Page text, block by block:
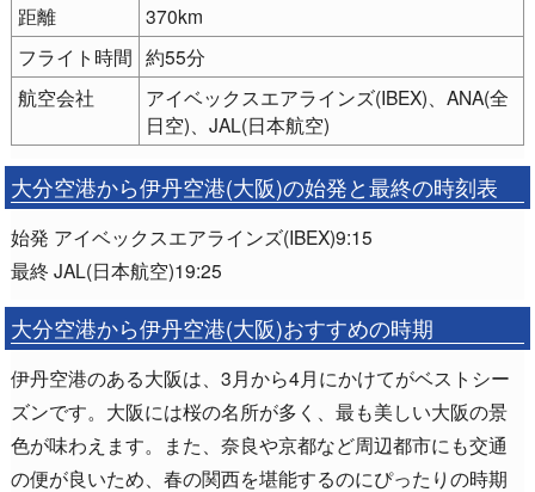
距離
370km
フライト時間 約55分
航空会社
アイベックスエアラインズ(IBEX)、ANA(全
日空)、JAL(日本航空)
大分空港から伊丹空港(大阪)の始発と最終の時刻表
始発 アイベックスエアラインズ(IBEX)9:15
最終 JAL(日本航空)19:25
大分空港から伊丹空港(大阪)おすすめの時期
伊丹空港のある大阪は、3月から4月にかけてがベストシー
ズンです。大阪には桜の名所が多く、最も美しい大阪の景
色が味わえます。また、奈良や京都など周辺都市にも交通
の便が良いため、春の関西を堪能するのにぴったりの時期